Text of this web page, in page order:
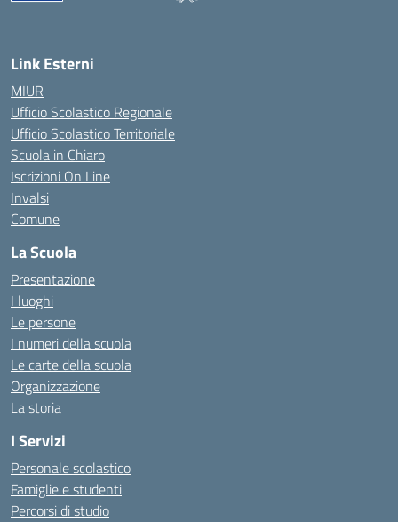
Link Esterni
MIUR
Ufficio Scolastico Regionale
Ufficio Scolastico Territoriale
Scuola in Chiaro
Iscrizioni On Line
Invalsi
Comune
La Scuola
Presentazione
I luoghi
Le persone
I numeri della scuola
Le carte della scuola
Organizzazione
La storia
I Servizi
Personale scolastico
Famiglie e studenti
Percorsi di studio